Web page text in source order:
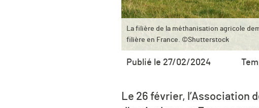
La filière de la méthanisation agricole
filière en France. ©Shutterstock
Publié le 27/02/2024
Le 26 février, l’Association